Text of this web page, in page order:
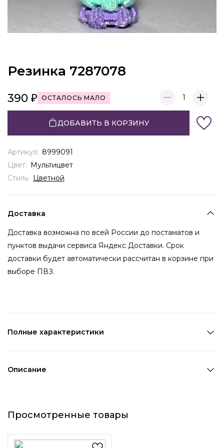
Резинка 7287078
390 ОСТАЛОСЬ МАЛО 1
ДОБАВИТЬ В КОРЗИНУ
Артикул: 8999091
Цвет: Мультицвет
Стиль: Цветной
Доставка
Доставка возможна по всей России до постаматов и
пунктов выдачи сервиса Яндекс Доставки. Срок
доставки будет автоматически рассчитан в корзине при
выборе ПВЗ.
Полные характеристики
Описание
пастельных цветах — мягкие,
яркие и удобные
Просмотренные товары